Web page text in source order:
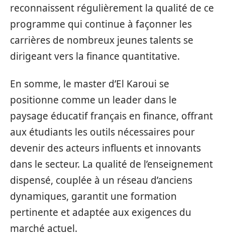
reconnaissent régulièrement la qualité de ce
programme qui continue à façonner les
carrières de nombreux jeunes talents se
dirigeant vers la finance quantitative.
En somme, le master d’El Karoui se
positionne comme un leader dans le
paysage éducatif français en finance, offrant
aux étudiants les outils nécessaires pour
devenir des acteurs influents et innovants
dans le secteur. La qualité de l’enseignement
dispensé, couplée à un réseau d’anciens
dynamiques, garantit une formation
pertinente et adaptée aux exigences du
marché actuel.